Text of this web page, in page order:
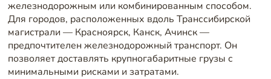
железнодорожным или комбинированным способом.
Для городов, расположенных вдоль Транссибирской
магистрали — Красноярск, Канск, Ачинск —
предпочтителен железнодорожный транспорт. Он
позволяет доставлять крупногабаритные грузы с
минимальными рисками и затратами.